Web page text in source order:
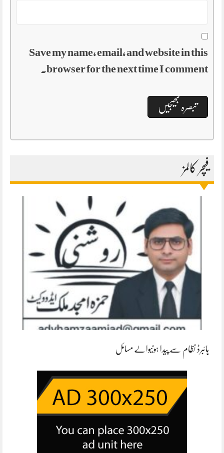
Save my name, email, and website in this
browser for the next time I comment.
فیچر کالمز
ہائبرڈ نظام سے پیدا ہونیوالے مسائل